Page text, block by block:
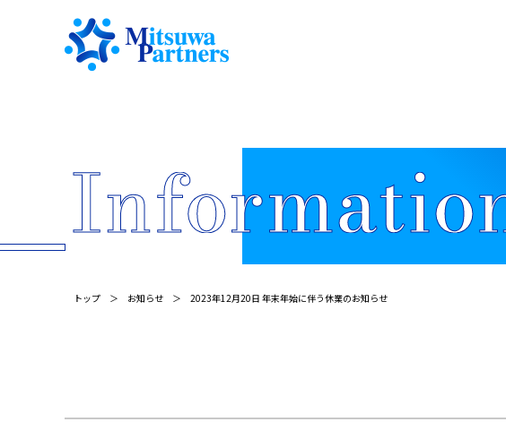
トップ お知らせ 2023年12月20日 年末年始に伴う休業のお知らせ